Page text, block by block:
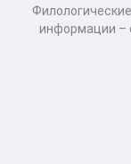
информации –